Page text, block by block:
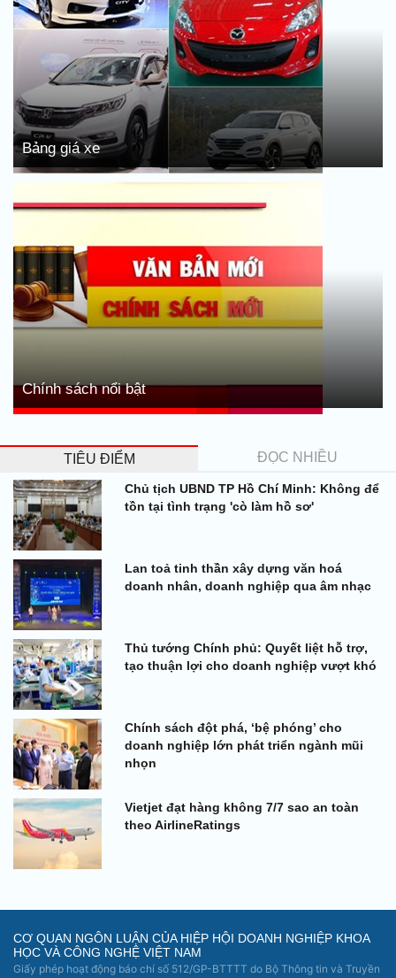
Bảng giá xe
Chính sách nổi bật
TIÊU ĐIỂM ĐỌC NHIỀU
Chủ tịch UBND TP Hồ Chí Minh: Không để
tồn tại tình trạng 'cò làm hồ sơ'
Lan toả tinh thần xây dựng văn hoá
doanh nhân, doanh nghiệp qua âm nhạc
Thủ tướng Chính phủ: Quyết liệt hỗ trợ,
tạo thuận lợi cho doanh nghiệp vượt khó
Chính sách đột phá, ‘bệ phóng’ cho
doanh nghiệp lớn phát triển ngành mũi
nhọn
Vietjet đạt hàng không 7/7 sao an toàn
theo AirlineRatings
CƠ QUAN NGÔN LUẬN CỦA HIỆP HỘI DOANH NGHIỆP KHOA
HỌC VÀ CÔNG NGHỆ VIỆT NAM
Giấy phép hoạt động báo chí số 512/GP-BTTTT do Bộ Thông tin và Truyền